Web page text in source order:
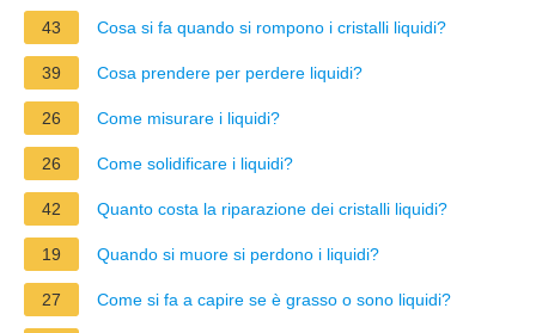
43 Cosa si fa quando si rompono i cristalli liquidi?
39 Cosa prendere per perdere liquidi?
26 Come misurare i liquidi?
26 Come solidificare i liquidi?
42 Quanto costa la riparazione dei cristalli liquidi?
19 Quando si muore si perdono i liquidi?
27 Come si fa a capire se è grasso o sono liquidi?